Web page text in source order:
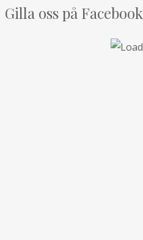
Gilla oss på Facebook